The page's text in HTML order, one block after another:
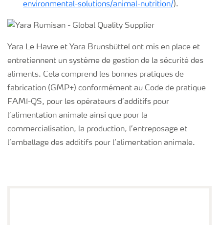
environmental-solutions/animal-nutrition/).
Yara Le Havre et Yara Brunsbüttel ont mis en place et
entretiennent un système de gestion de la sécurité des
aliments. Cela comprend les bonnes pratiques de
fabrication (GMP+) conformément au Code de pratique
FAMI-QS, pour les opérateurs d’additifs pour
l’alimentation animale ainsi que pour la
commercialisation, la production, l’entreposage et
l’emballage des additifs pour l’alimentation animale.